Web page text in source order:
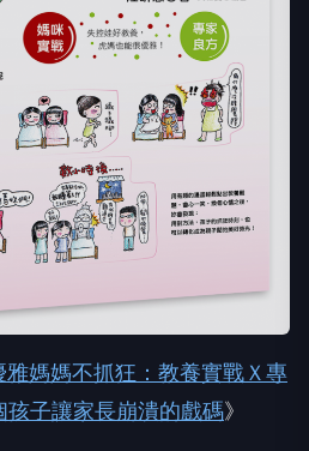
雅媽媽不抓狂：教養實戰Ｘ專
孩子讓家長崩潰的戲碼》